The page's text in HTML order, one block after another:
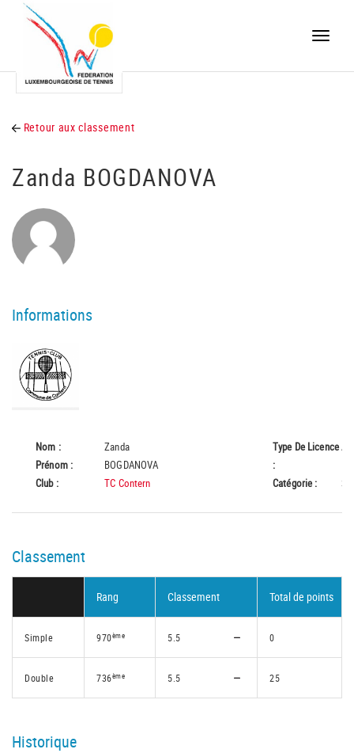
Toggle
Retour aux classement
Zanda BOGDANOVA
Informations
Nom :
Zanda
Prénom :
BOGDANOVA
Club :
TC Contern
Type De Licence
:
A
Catégorie :
Classement
Rang Classement Total de points
Simple 970ème 5.5 0
Double 736ème 5.5 25
Historique